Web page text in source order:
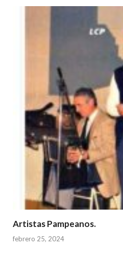
Artistas Pampeanos.
febrero 25, 2024